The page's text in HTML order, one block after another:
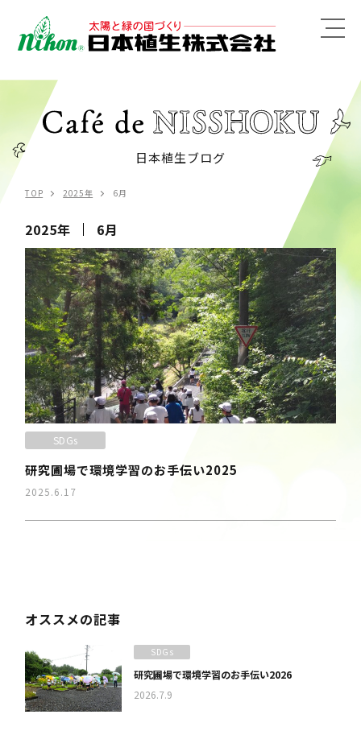
MENU
日本植生ブログ
TOP 2025年 6月
2025年 6月
SDGs
研究圃場で環境学習のお手伝い2025
2025.6.17
オススメの記事
SDGs
研究圃場で環境学習のお手伝い2026
2026.7.9